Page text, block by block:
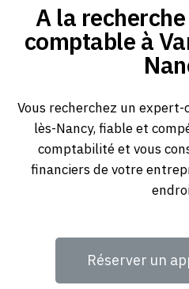
A la
comptable à
Vous recherchez un
lès-Nancy, fiable et
comptabilité et vous
financiers de votre
Réserver un